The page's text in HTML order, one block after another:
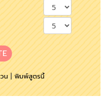
น|พิมพ์สูตรนี้